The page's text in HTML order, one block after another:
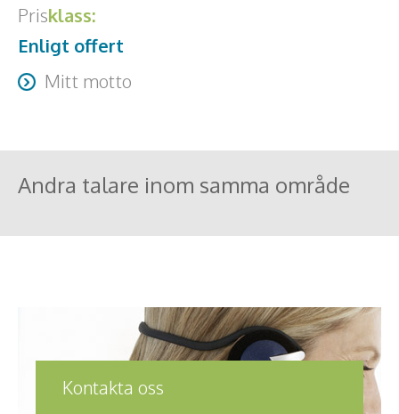
Prisklass:
Enligt offert
Mitt motto
Andra talare inom samma område
Kontakta oss